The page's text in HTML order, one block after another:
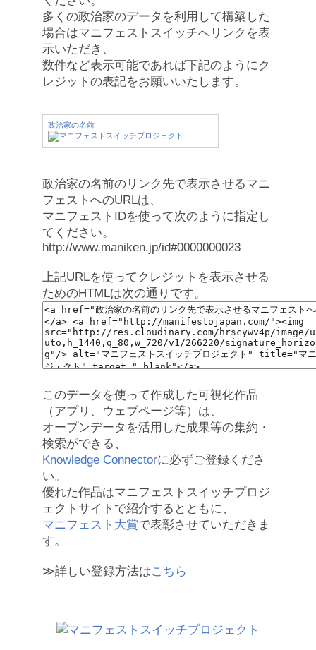
多くの政治家のデータを利用して構築した
場合はマニフェストスイッチへリンクを表
示いただき、
数件など表示可能であれば下記のようにク
レジットの表記をお願いいたします。
政治家の名前
政治家の名前のリンク先で表示させるマニ
フェストへのURLは、
マニフェストIDを使って次のように指定し
てください。
http://www.maniken.jp/id#0000000023
上記URLを使ってクレジットを表示させる
ためのHTMLは次の通りです。
このデータを使って作成した可視化作品
（アプリ、ウェブページ等）は、
オープンデータを活用した成果等の集約・
検索ができる、
Knowledge Connectorに必ずご登録くださ
い。
優れた作品はマニフェストスイッチプロジ
ェクトサイトで紹介するとともに、
マニフェスト大賞で表彰させていただきま
す。
≫詳しい登録方法はこちら